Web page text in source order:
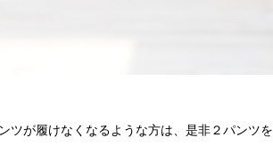
ツが履けなくなるような方は、是非２パンツを